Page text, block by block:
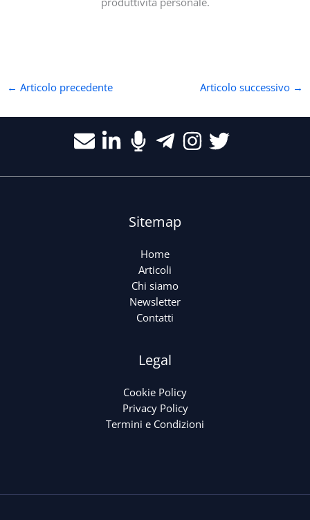
← Articolo precedente Articolo successivo →
Sitemap
Home
Articoli
Chi siamo
Newsletter
Contatti
Legal
Cookie Policy
Privacy Policy
Termini e Condizioni